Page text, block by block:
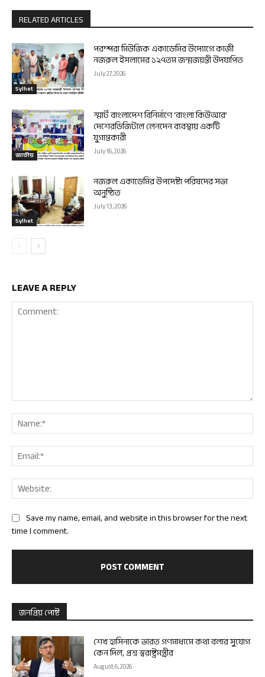
RELATED ARTICLES
Sylhet
পরম্পরা মিউজিক একাডেমির উদ্যোগে কাজী
নজরুল ইসলামের ১২৭তম জন্মজয়ন্তী উদযাপিত
July 27, 2026
জাতীয়
স্মার্ট বাংলাদেশ বিনির্মাণে ‘বাংলা কিউআর’
দেশেরডিজিটাল লেনদেন ব্যবস্থায় একটি
যুগান্তকারী
July 16, 2026
Sylhet
নজরুল একাডেমির উপদেষ্টা পরিষদের সভা
অনুষ্ঠিত
July 13, 2026
LEAVE A REPLY
Save my name, email, and website in this browser for the next
time I comment.
জনপ্রিয় পোষ্ট
শেখ হাসিনাকে ভারত গণমাধ্যমে কথা বলার সুযোগ
কেন দিল, প্রশ্ন স্বরাষ্ট্রমন্ত্রীর
August 6, 2026